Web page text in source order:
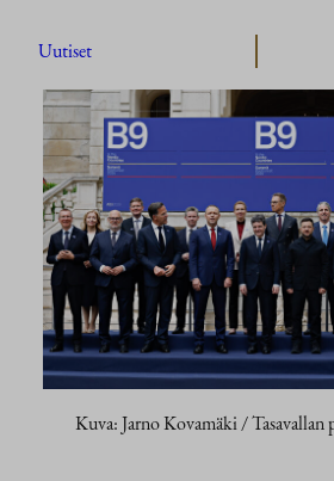
Uutiset
Kuva: Jarno Kovamäki / Tasavallan